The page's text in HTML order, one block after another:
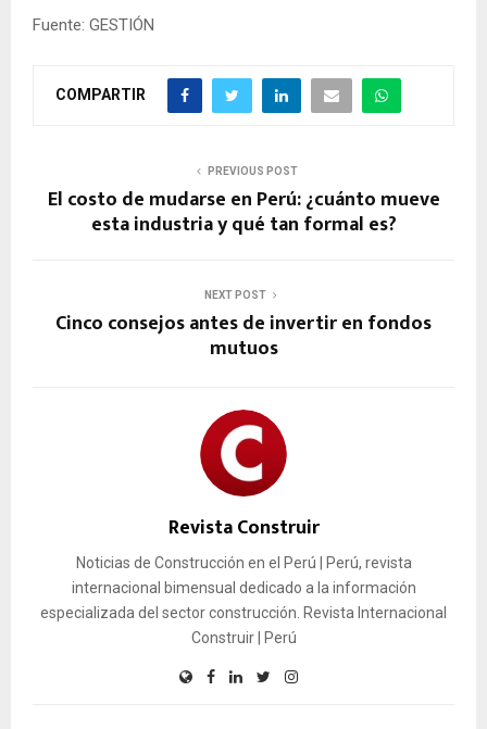
Fuente: GESTIÓN
COMPARTIR
PREVIOUS POST
El costo de mudarse en Perú: ¿cuánto mueve
esta industria y qué tan formal es?
NEXT POST
Cinco consejos antes de invertir en fondos
mutuos
Revista Construir
Noticias de Construcción en el Perú | Perú, revista
internacional bimensual dedicado a la información
especializada del sector construcción. Revista Internacional
Construir | Perú